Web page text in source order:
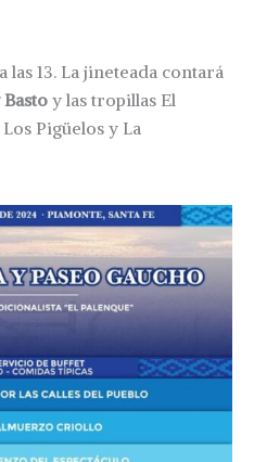
13. La jineteada contará
y las tropillas El
Pigüelos y La